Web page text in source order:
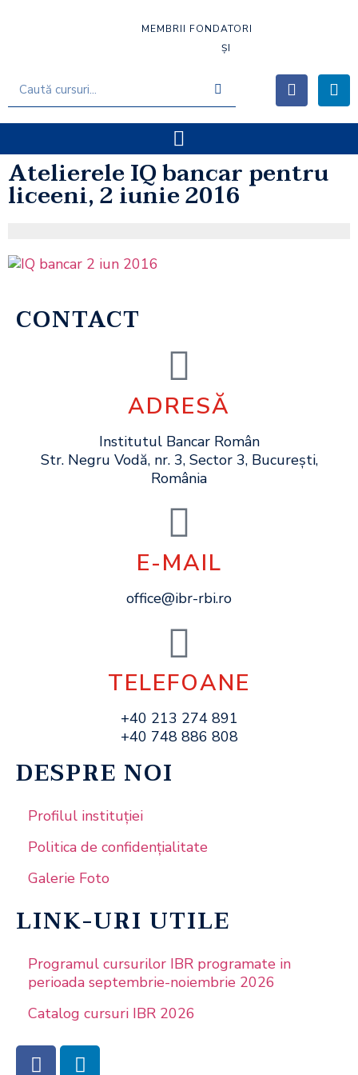
MEMBRII FONDATORI
ȘI
Atelierele IQ bancar pentru
liceeni, 2 iunie 2016
CONTACT
ADRESĂ
Institutul Bancar Român
Str. Negru Vodă, nr. 3, Sector 3, București,
România
E-MAIL
office@ibr-rbi.ro
TELEFOANE
+40 213 274 891
+40 748 886 808
DESPRE NOI
Profilul instituţiei
Politica de confidențialitate
Galerie Foto
LINK-URI UTILE
Programul cursurilor IBR programate in
perioada septembrie-noiembrie 2026
Catalog cursuri IBR 2026